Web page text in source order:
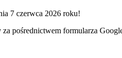
7 czerwca 2026 roku!
pośrednictwem formularza